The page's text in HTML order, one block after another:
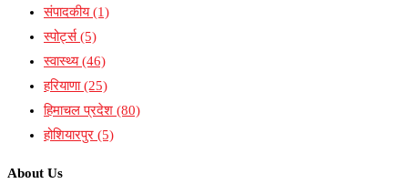
संपादकीय(1)
स्पोर्ट्स(5)
स्वास्थ्य(46)
हरियाणा(25)
हिमाचल प्रदेश (80)
होशियारपुर (5)
About Us